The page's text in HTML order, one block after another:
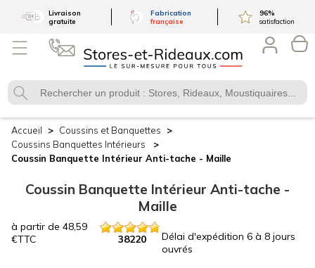
Livraison
gratuite
Fabrication
française
96%
satisfaction
Accueil
Coussins et Banquettes
Coussins Banquettes Intérieurs
Coussin Banquette Intérieur Anti-tache - Maille
Coussin Banquette Intérieur Anti-tache -
Maille
à partir de 48,59
€TTC 38220 Délai d'expédition6 à 8 jours
ouvrés